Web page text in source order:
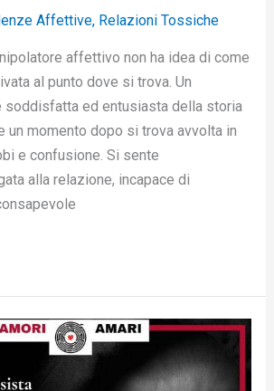
Affettive, Relazioni Tossiche
affettivo non ha idea di come
al punto dove si trova. Un
soddisfatta ed entusiasta della storia
un momento dopo si trova avvolta in
e confusione. Si sente
alla relazione, incapace di